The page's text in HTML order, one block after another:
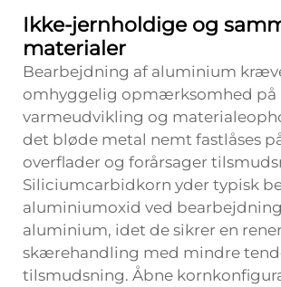
Ikke-jernholdige og
materialer
Bearbejdning af aluminium
omhyggelig opmærksomhed på
varmeudvikling og
det bløde metal nemt fastlåses
overflader og forårsager
Siliciumcarbidkorn yder typisk
aluminiumoxid ved
aluminium, idet de sikrer en
skærehandling med mindre
tilsmudsning. Åbne